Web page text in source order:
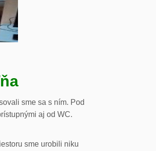
sme sa s ním. Pod
aj od WC.
sme urobili niku